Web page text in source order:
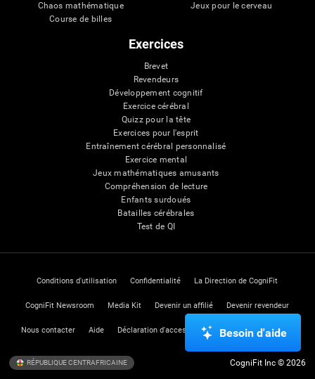
Chaos mathématique
Course de billes
Jeux pour le cerveau
Exercices
Brevet
Revendeurs
Développement cognitif
Exercice cérébral
Quizz pour la tête
Exercices pour l'esprit
Entraînement cérébral personnalisé
Exercice mental
Jeux mathématiques amusants
Compréhension de lecture
Enfants surdoués
Batailles cérébrales
Test de QI
Conditions d'utilisation Confidentialité La Direction de CogniFit
CogniFit Newsroom Media Kit Devenir un affilié Devenir revendeur
Nous contacter Aide Déclaration d'accessibilité Centre de Confiance
RÉPUBLIQUE CENTRAFRICAINE CogniFit Inc © 2026
Besoin d'aide